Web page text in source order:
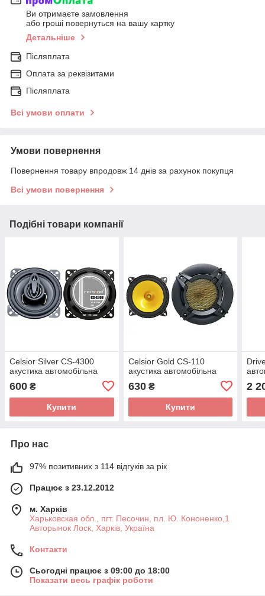
Ви отримаєте замовлення
або гроші повернуться на вашу картку
Детальніше
Післяплата
Оплата за реквізитами
Післяплата
Всі умови оплати
Умови повернення
Повернення товару впродовж 14 днів за рахунок покупця
Всі умови повернення
Подібні товари компанії
Celsior Silver CS-4300
акустика автомобільна
600 ₴
Купити
Celsior Gold CS-110
акустика автомобільна
630₴
Купити
2
Про нас
97% позитивних з 114 відгуків за рік
Працює з 23.12.2012
м. Харків
Харьковская обл., пгт. Песочин, пл. Ю. Кононенко,1
Авторынок Лоск, Харків, Україна
Контакти
Сьогодні працює з 09:00 до 18:00
Показати весь графік роботи